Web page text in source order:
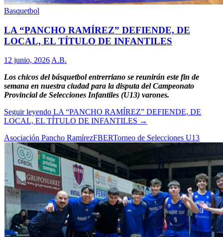
Basquetbol
LA “PANCHO RAMÍREZ” DEFIENDE, DE
LOCAL, EL TÍTULO DE INFANTILES
12 junio, 2026 A.B.
Los chicos del básquetbol entrerriano se reunirán este fin de
semana en nuestra ciudad para la disputa del Campeonato
Provincial de Selecciones Infantiles (U13) varones.
Seguir leyendo LA “PANCHO RAMÍREZ” DEFIENDE, DE
LOCAL, EL TÍTULO DE INFANTILES →
Asociación Pancho RamírezFBERTorneo de Selecciones U13